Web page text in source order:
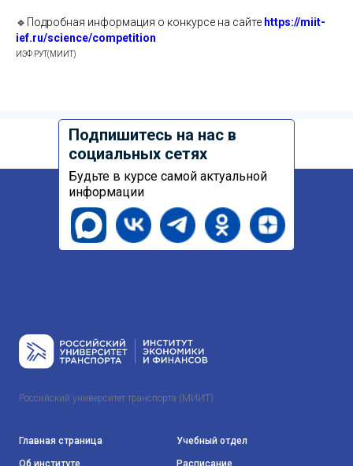
🔹Подробная информация о конкурсе на сайте https://miit-
ief.ru/science/competition
ИЭФ РУТ(МИИТ)
Подпишитесь на нас в
социальных сетях
Будьте в курсе самой актуальной
информации
Российский университет транспорта (МИИТ)
Главная страница
Об институте
Учебный отдел
Расписание